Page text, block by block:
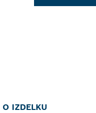
IZDELKU